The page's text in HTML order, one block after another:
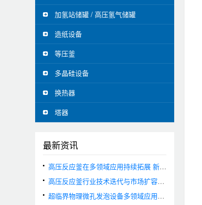
加氢站储罐 / 高压氢气储罐
造纸设备
等压釜
多晶硅设备
换热器
塔器
最新资讯
高压反应釜在多领域应用持续拓展 新能源与可降解材料赛道需求旺盛
高压反应釜行业技术迭代与市场扩容并行 国产化进程全面提速
超临界物理微孔发泡设备多领域应用持续拓展 市场需求加速释放